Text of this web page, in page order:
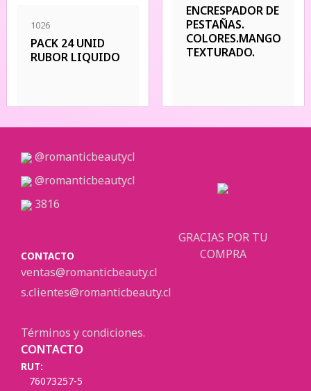
1026
PACK 24 UNID
RUBOR LIQUIDO
ENCRESPADOR DE
PESTAÑAS.
COLORES.MANGO
TEXTURADO.
@romanticbeautycl
@romanticbeautycl
3816
CONTACTO
ventas@romanticbeauty.cl
s.clientes@romanticbeauty.cl
Términos y condiciones.
GRACIAS POR TU
COMPRA
CONTACTO
RUT:
76073257-5